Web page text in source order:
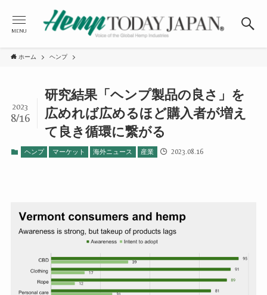
MENU
ホーム ヘンプ
研究結果「ヘンプ製品の良さ」を
広めれば広めるほど購入者が増え
て良き循環に繋がる
2023
8/16
ヘンプ マーケット 海外ニュース 産業 2023.08.16